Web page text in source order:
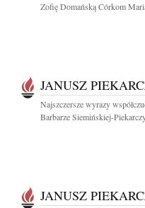
Zofię Domańską Córkom
JANUSZ
Najszczersze wyrazy
Barbarze Siemińskiej-
JANUSZ